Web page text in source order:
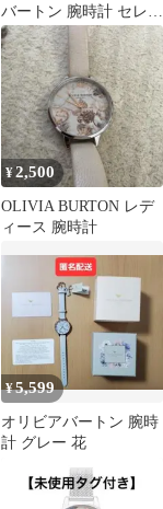
バートン 腕時計 セレス
ティアル ゴールド 匿名
配送
¥2,500
OLIVIA BURTON レデ
ィース 腕時計
¥5,599
オリビアバートン 腕時
計 グレー 花